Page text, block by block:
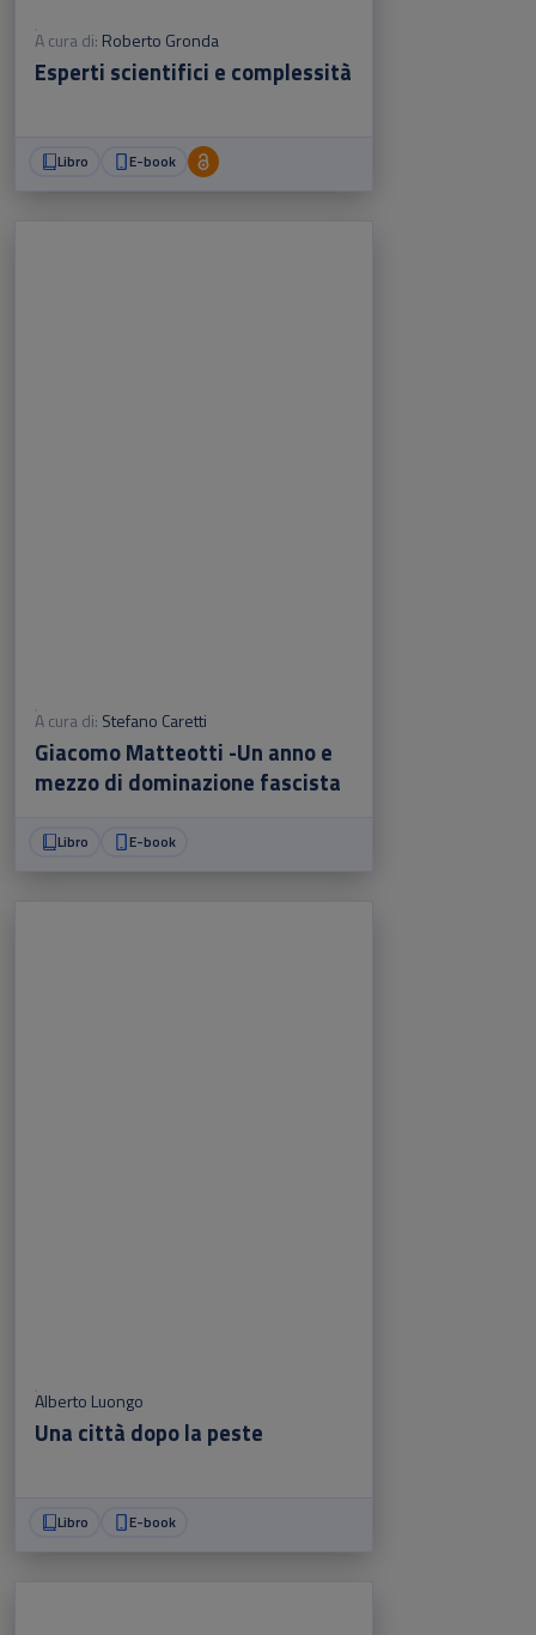
A cura di: Roberto Gronda
Esperti scientifici e complessità
Libro E-book
A cura di: Stefano Caretti
Giacomo Matteotti -Un anno e
mezzo di dominazione fascista
Libro E-book
Alberto Luongo
Una città dopo la peste
Libro E-book